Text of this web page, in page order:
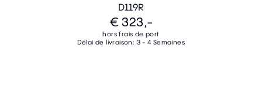
D119R
€ 323,-
hors frais de port
Délai de livraison: 3 - 4 Semaines